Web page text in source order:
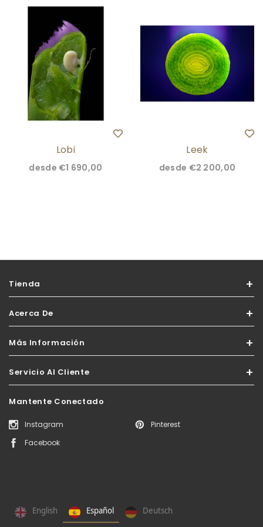
Lobi
desde €1 690,00
Leek
desde €2 200,00
Tienda
Acerca De
Más Información
Servicio Al Cliente
Mantente Conectado
Instagram
Facebook
Pinterest
English Español Deutsch